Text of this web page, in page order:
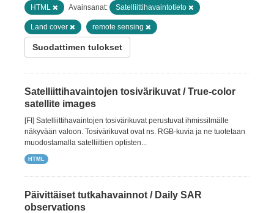
HTML Avainsanat: Satelliittihavaintotieto
Land cover remote sensing
Suodattimen tulokset
Satelliittihavaintojen tosivärikuvat / True-color
satellite images
[FI] Satelliittihavaintojen tosivärikuvat perustuvat ihmissilmälle
näkyvään valoon. Tosivärikuvat ovat ns. RGB-kuvia ja ne tuotetaan
muodostamalla satelliittien optisten...
HTML
Päivittäiset tutkahavainnot / Daily SAR
observations